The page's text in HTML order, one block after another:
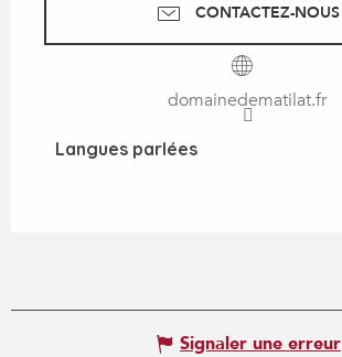
CONTACTEZ-NOUS
domainedematilat.fr
Langues parlées
Langues parlées
Signaler une erreur